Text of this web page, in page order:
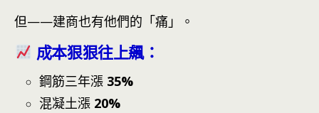
但——建商也有他們的「痛」。
成本狠狠往上飆：
鋼筋三年漲 35%
混凝土漲 20%